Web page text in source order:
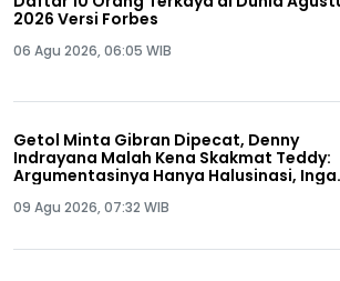
2026 Versi Forbes
06 Agu 2026, 06:05 WIB
Getol Minta Gibran Dipecat, Denny
Indrayana Malah Kena Skakmat Teddy:
Argumentasinya Hanya Halusinasi,
09 Agu 2026, 07:32 WIB